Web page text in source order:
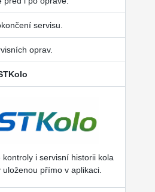
servisu.
oprav.
kontroly i servisní historii kola
uloženou přímo v aplikaci.